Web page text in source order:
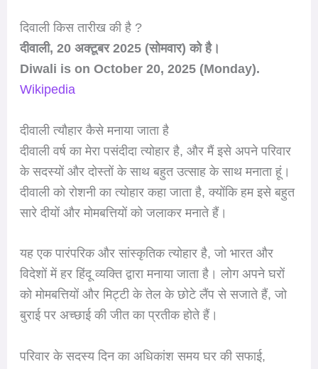
दिवाली किस तारीख की है ?
दीवाली, 20 अक्टूबर 2025 (सोमवार) को है।
Diwali is on October 20, 2025 (Monday).
Wikipedia
दीवाली त्यौहार कैसे मनाया जाता है
दीवाली वर्ष का मेरा पसंदीदा त्योहार है, और मैं इसे अपने परिवार
के सदस्यों और दोस्तों के साथ बहुत उत्साह के साथ मनाता हूं।
दीवाली को रोशनी का त्योहार कहा जाता है, क्योंकि हम इसे बहुत
सारे दीयों और मोमबत्तियों को जलाकर मनाते हैं।
यह एक पारंपरिक और सांस्कृतिक त्योहार है, जो भारत और
विदेशों में हर हिंदू व्यक्ति द्वारा मनाया जाता है। लोग अपने घरों
को मोमबत्तियों और मिट्टी के तेल के छोटे लैंप से सजाते हैं, जो
बुराई पर अच्छाई की जीत का प्रतीक होते हैं।
परिवार के सदस्य दिन का अधिकांश समय घर की सफाई,